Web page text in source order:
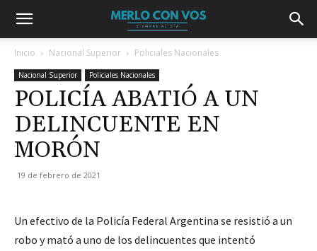
Inicio Nacional Superior Policiales Nacionales
Nacional Superior Policiales Nacionales
POLICÍA ABATIÓ A UN
DELINCUENTE EN
MORÓN
19 de febrero de 2021
Un efectivo de la Policía Federal Argentina se resistió a un
robo y mató a uno de los delincuentes que intentó